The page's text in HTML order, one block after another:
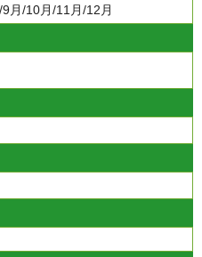
月/10月/11月/12月